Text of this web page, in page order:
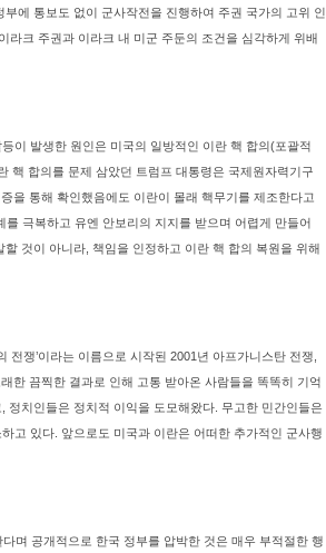
에 통보도 없이 군사작전을 진행하여 주권 국가의 고위 인
라크 주권과 이라크 내 미군 주둔의 조건을 심각하게 위배
이 발생한 원인은 미국의 일방적인 이란 핵 합의(포괄적
핵 합의를 문제 삼았던 트럼프 대통령은 국제원자력기구
을 통해 확인했음에도 이란이 몰래 핵무기를 제조한다고
극복하고 유엔 안보리의 지지를 받으며 어렵게 만들어
것이 아니라, 책임을 인정하고 이란 핵 합의 복원을 위해
전쟁’이라는 이름으로 시작된 2001년 아프가니스탄 전쟁,
한 끔찍한 결과로 인해 고통 받아온 사람들을 똑똑히 기억
치인들은 정치적 이익을 도모해왔다. 무고한 민간인들은
고 있다. 앞으로도 미국과 이란은 어떠한 추가적인 군사행
며 공개적으로 한국 정부를 압박한 것은 매우 부적절한 행